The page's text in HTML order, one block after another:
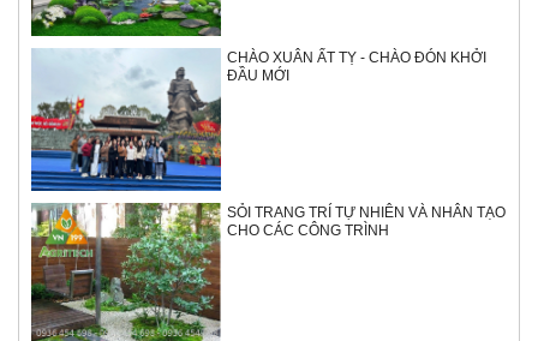
CHÀO XUÂN ẤT TỴ - CHÀO ĐÓN KHỞI
ĐẦU MỚI
SỎI TRANG TRÍ TỰ NHIÊN VÀ NHÂN TẠO
CHO CÁC CÔNG TRÌNH